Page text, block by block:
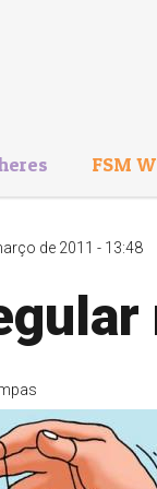
FSM
de 2011 - 13:48